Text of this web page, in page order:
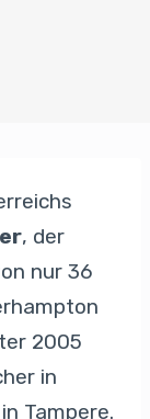
, der
nur 36
2005
in
Tampere.